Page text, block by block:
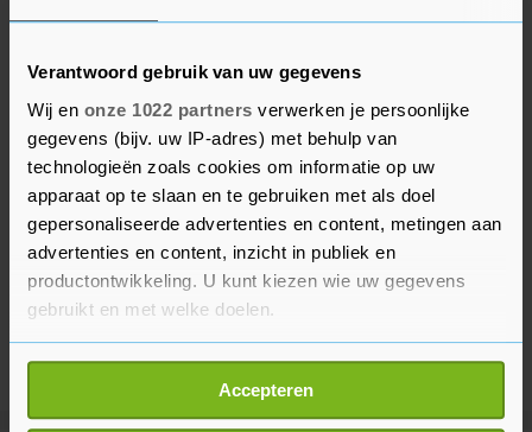
Verantwoord gebruik van uw gegevens
Wij en onze 1022 partners verwerken je persoonlijke
gegevens (bijv. uw IP-adres) met behulp van
technologieën zoals cookies om informatie op uw
apparaat op te slaan en te gebruiken met als doel
gepersonaliseerde advertenties en content, metingen aan
advertenties en content, inzicht in publiek en
productontwikkeling. U kunt kiezen wie uw gegevens
gebruikt en met welke doelen.
Als u het toestaat, willen we ook graag:
Informatie verzamelen over uw geografische
locatie, die tot een paar meter nauwkeurig kan zijn
Accepteren